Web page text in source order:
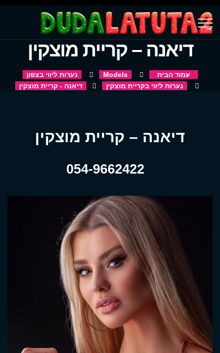
דיאנה – קריית מוצקין
עמוד הבית Models
נערות ליווי בצפון
נערות ליווי בקריית מוצקין
דיאנה - קריית מוצקין
דיאנה – קריית מוצקין
054-9662422